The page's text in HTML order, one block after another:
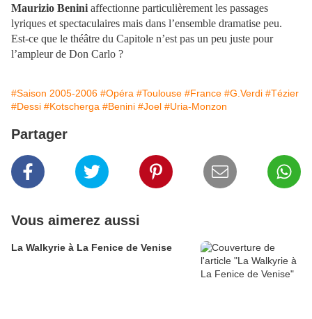
Maurizio Benini affectionne particulièrement les passages
lyriques et spectaculaires mais dans l’ensemble dramatise peu.
Est-ce que le théâtre du Capitole n’est pas un peu juste pour
l’ampleur de Don Carlo ?
#Saison 2005-2006 #Opéra #Toulouse #France #G.Verdi #Tézier
#Dessi #Kotscherga #Benini #Joel #Uria-Monzon
Partager
Vous aimerez aussi
La Walkyrie à La Fenice de Venise